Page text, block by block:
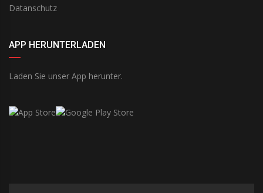
Datanschutz
APP HERUNTERLADEN
Laden Sie unser App herunter.